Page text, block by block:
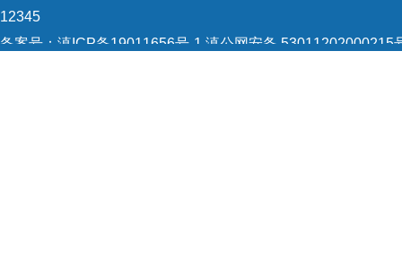
12345
备案号： 滇ICP备19011656号-1 滇公网安备 53011202000215